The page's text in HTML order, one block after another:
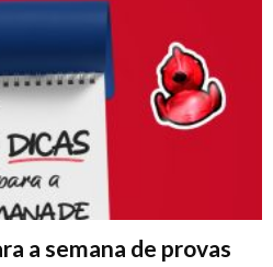
a semana de provas